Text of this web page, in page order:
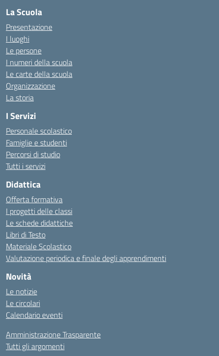
La Scuola
Presentazione
I luoghi
Le persone
I numeri della scuola
Le carte della scuola
Organizzazione
La storia
I Servizi
Personale scolastico
Famiglie e studenti
Percorsi di studio
Tutti i servizi
Didattica
Offerta formativa
I progetti delle classi
Le schede didattiche
Libri di Testo
Materiale Scolastico
Valutazione periodica e finale degli apprendimenti
Novità
Le notizie
Le circolari
Calendario eventi
Amministrazione Trasparente
Tutti gli argomenti